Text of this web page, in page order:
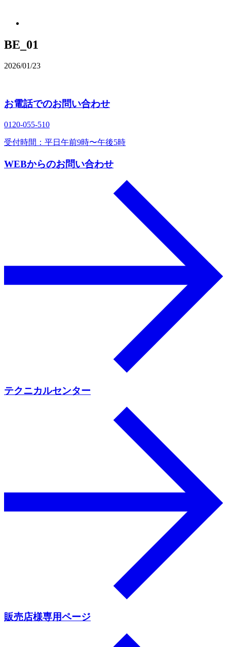
BE_01
2026/01/23
お電話でのお問い合わせ
0120‐055‐510
受付時間：平日午前9時〜午後5時
WEBからのお問い合わせ
テクニカルセンター
販売店様専用ページ